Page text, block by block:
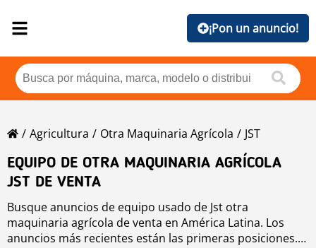
¡Pon un anuncio!
Agricultura Otra Maquinaria Agrícola
JST
EQUIPO DE OTRA MAQUINARIA AGRÍCOLA
JST DE VENTA
Busque anuncios de equipo usado de Jst otra
maquinaria agrícola de venta en América Latina. Los
anuncios más recientes están las primeras posiciones.